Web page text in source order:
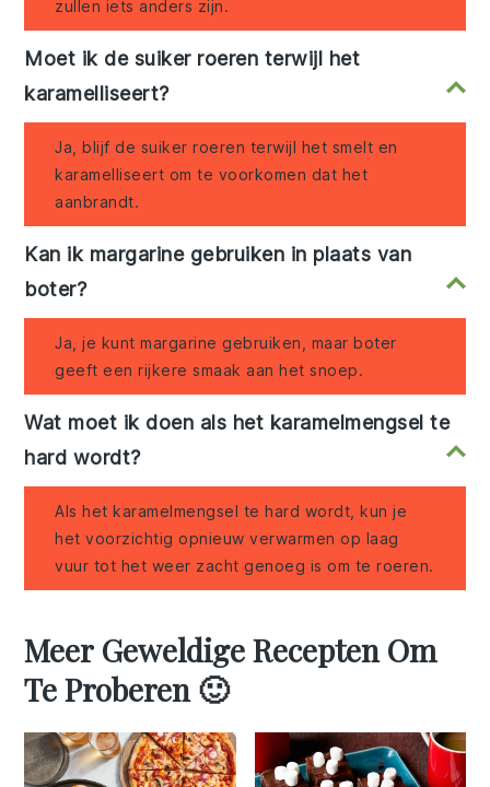
zullen iets anders zijn.
Moet ik de suiker roeren terwijl het
karamelliseert?
Ja, blijf de suiker roeren terwijl het smelt en
karamelliseert om te voorkomen dat het
aanbrandt.
Kan ik margarine gebruiken in plaats van
boter?
Ja, je kunt margarine gebruiken, maar boter
geeft een rijkere smaak aan het snoep.
Wat moet ik doen als het karamelmengsel te
hard wordt?
Als het karamelmengsel te hard wordt, kun je
het voorzichtig opnieuw verwarmen op laag
vuur tot het weer zacht genoeg is om te roeren.
Meer Geweldige Recepten Om
Te Proberen 🙂